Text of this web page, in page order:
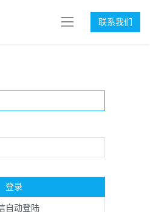
联系我们
登录
自动登陆